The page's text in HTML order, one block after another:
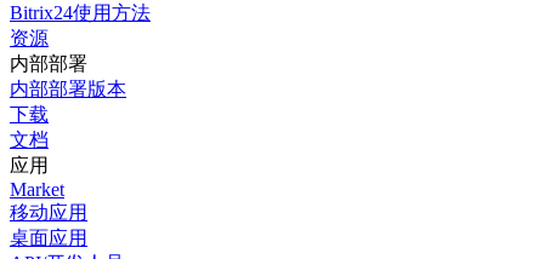
Bitrix24使用方法
资源
内部部署
内部部署版本
下载
文档
应用
Market
移动应用
桌面应用